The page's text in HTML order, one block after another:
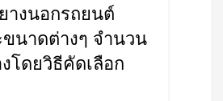
างนอกรถยนต์
นาดต่างๆ จำนวน
โดยวิธีคัดเลือก